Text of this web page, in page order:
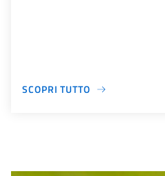
SCOPRI TUTTO